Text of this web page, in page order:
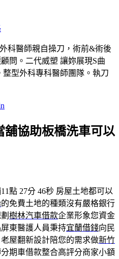
科醫師親自操刀，術前&術後
問。二代威塑 讓妳展現S曲
型外科專科醫師團隊。執刀
舖協助板橋洗車可以
點 27分 46秒 房屋土地都可以
的免費土地的種類沒有嚴格銀行
樹林汽車借款企業形象您資金
東醫護人員秉持宜蘭借錢向民
屋翻新設計陪您的需求做新竹
期車借款整合高評分商家小額